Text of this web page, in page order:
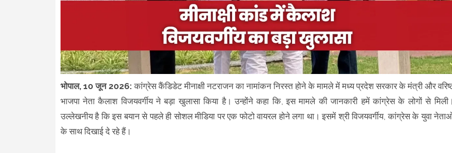
भोपाल, 10 जून 2026: कांग्रेस कैंडिडेट मीनाक्षी नटराजन का नामांकन निरस्त होने के मामले में मध्य प्रदेश सरकार के मंत्री और
भाजपा नेता कैलाश विजयवर्गीय ने बड़ा खुलासा किया है। उन्होंने कहा कि, इस मामले की जानकारी हमें कांग्रेस के लोगों से
उल्लेखनीय है कि इस बयान से पहले ही सोशल मीडिया पर एक फोटो वायरल होने लगा था। इसमें श्री विजयवर्गीय, कांग्रेस के युवा
के साथ दिखाई दे रहे हैं।